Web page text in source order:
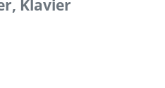
Klavier